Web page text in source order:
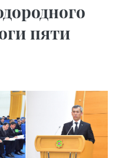
пяти